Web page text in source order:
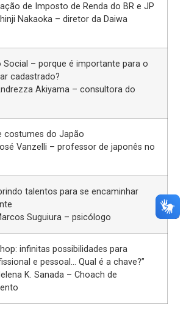
de Imposto de Renda do BR e JP
Nakaoka – diretor da Daiwa
Social – porque é importante para o
cadastrado?
Akiyama – consultora do
costumes do Japão
Vanzelli – professor de japonês no
talentos para se encaminhar
Suguiura – psicólogo
infinitas possibilidades para
e pessoal… Qual é a chave?”
K. Sanada – Choach de